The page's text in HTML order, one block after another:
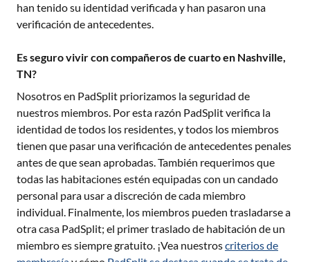
han tenido su identidad verificada y han pasaron una
verificación de antecedentes.
Es seguro vivir con compañeros de cuarto en Nashville,
TN?
Nosotros en PadSplit priorizamos la seguridad de
nuestros miembros. Por esta razón PadSplit verifica la
identidad de todos los residentes, y todos los miembros
tienen que pasar una verificación de antecedentes penales
antes de que sean aprobadas. También requerimos que
todas las habitaciones estén equipadas con un candado
personal para usar a discreción de cada miembro
individual. Finalmente, los miembros pueden trasladarse a
otra casa PadSplit; el primer traslado de habitación de un
miembro es siempre gratuito. ¡Vea nuestroscriterios de